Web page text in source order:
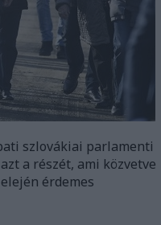
szlovákiai parlamenti
a részét, ami közvetve
érdemes